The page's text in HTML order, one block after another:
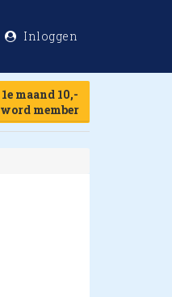
Inloggen
1e maand 10,-
word member